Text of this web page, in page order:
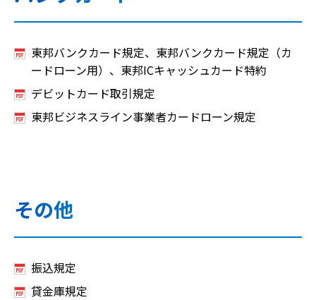
東邦バンクカード規定、東邦バンクカード規定（カ
ードローン用）、東邦ICキャッシュカード特約
デビットカード取引規定
東邦ビジネスライン事業者カードローン規定
その他
振込規定
貸金庫規定